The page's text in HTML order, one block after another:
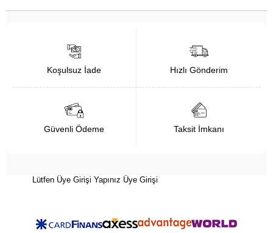
Koşulsuz İade Hızlı Gönderim
Güvenli Ödeme Taksit İmkanı
Lütfen Üye Girişi Yapınız Üye Girişi